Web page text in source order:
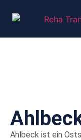
Ahlbeck ist ein